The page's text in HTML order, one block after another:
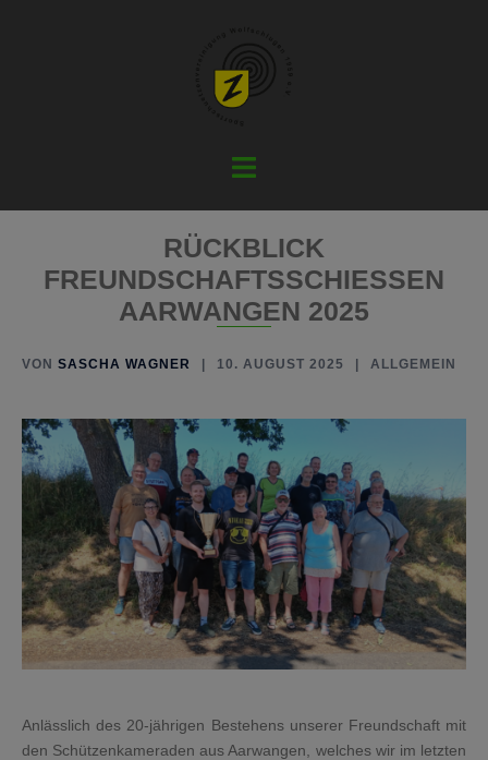
Menü
RÜCKBLICK
FREUNDSCHAFTSSCHIESSEN A
ARWANGEN 2025
VON SASCHA WAGNER 10. AUGUST 2025 ALLGEMEIN
Anlässlich des 20-jährigen Bestehens unserer Freundschaft mit
den Schützenkameraden aus Aarwangen, welches wir im letzten